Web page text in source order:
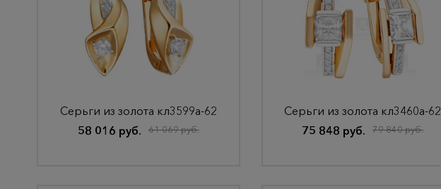
Серьги из золота кл3599а-62
58 016 руб.
61 069 руб.
Серьги из золота кл3460а-62
75 848 руб.
79 840 руб.